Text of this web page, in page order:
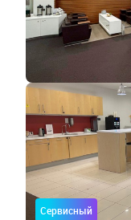
Сервисный